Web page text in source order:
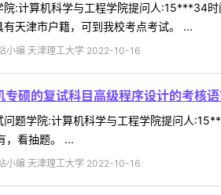
院:计算机科学与工程学院提问人:15***34
天津市户籍，可到我校考点考试。 ...
小编 天津理工大学 2022-10-16
硕的复试科目高级程序设计的考核
问题学院:计算机科学与工程学院提问人
，看抽题。 ...
小编 天津理工大学 2022-10-16